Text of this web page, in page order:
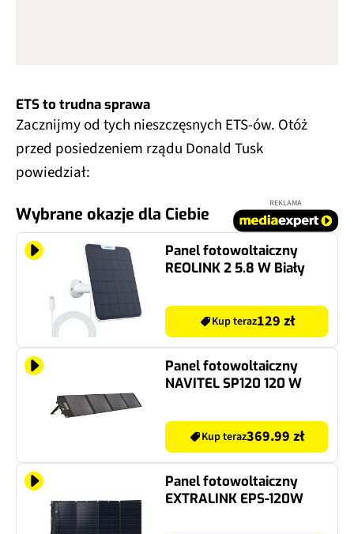
ETS to trudna sprawa
Zacznijmy od tych nieszczęsnych ETS-ów. Otóż
przed posiedzeniem rządu Donald Tusk
powiedział:
Wybrane okazje dla Ciebie
REKLAMA
Panel fotowoltaiczny
REOLINK 2 5.8 W Biały
Kup teraz129 zł
Panel fotowoltaiczny
NAVITEL SP120 120 W
Kup teraz369.99 zł
Panel fotowoltaiczny
EXTRALINK EPS-120W